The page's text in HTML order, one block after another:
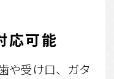
応可能
や受け口、ガタ